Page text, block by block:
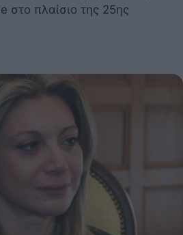
στο πλαίσιο της 25ης